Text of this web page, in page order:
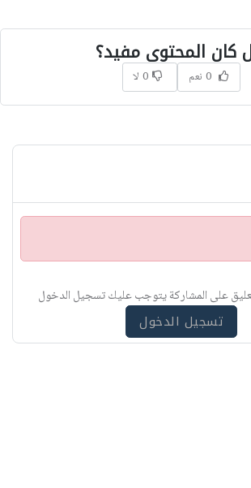
كان المحتوى مفيد؟
0 نعم 0 لا
على المشاركة يتوجب عليك تسجيل الدخول
تسجيل الدخول